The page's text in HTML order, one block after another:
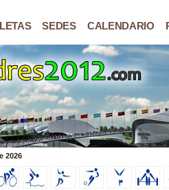
SEDES CALENDARIO
2026